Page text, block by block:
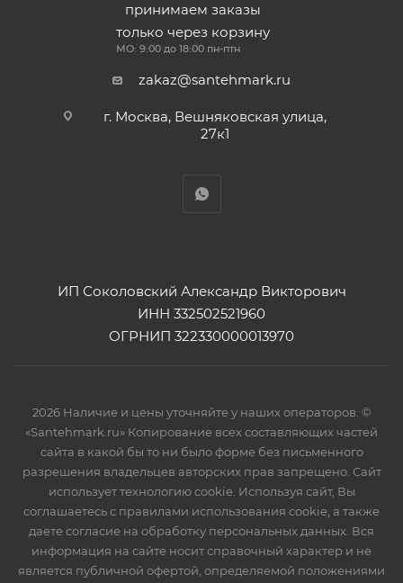
принимаем заказы
только через корзину
МО: 9:00 до 18:00 пн-птн
zakaz@santehmark.ru
г. Москва, Вешняковская улица,
27к1
ИП Соколовский Александр Викторович
ИНН 332502521960
ОГРНИП 322330000013970
2026 Наличие и цены уточняйте у наших операторов. ©
«Santehmark.ru» Копирование всех составляющих частей
сайта в какой бы то ни было форме без письменного
разрешения владельцев авторских прав запрещено. Сайт
использует технологию cookie. Используя сайт, Вы
соглашаетесь с правилами использования cookie, а также
даете согласие на обработку персональных данных. Вся
информация на сайте носит справочный характер и не
является публичной офертой, определяемой положениями